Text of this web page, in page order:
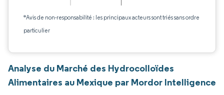
*Avis de non-responsabilité : les principaux acteurs sont triés sans ordre
particulier
Analyse du Marché des Hydrocolloïdes
Alimentaires au Mexique par Mordor Intelligence